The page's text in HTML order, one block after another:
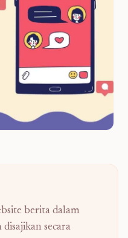
berita dalam
secara